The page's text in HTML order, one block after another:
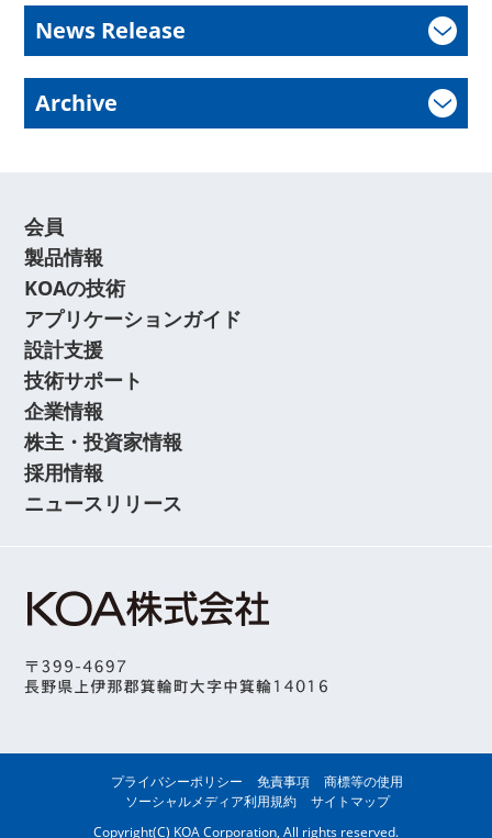
News Release
Archive
会員
製品情報
KOAの技術
アプリケーションガイド
設計支援
技術サポート
企業情報
株主・投資家情報
採用情報
ニュースリリース
プライバシーポリシー 免責事項
商標等の使用
ソーシャルメディア利用規約
サイトマップ
Copyright(C) KOA Corporation, All rights reserved.